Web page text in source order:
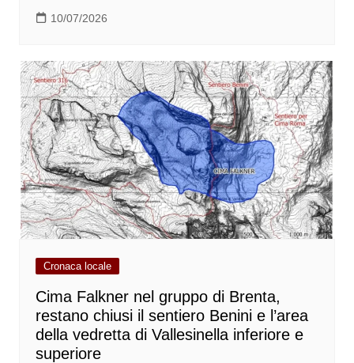
10/07/2026
Cronaca locale
Cima Falkner nel gruppo di Brenta,
restano chiusi il sentiero Benini e l’area
della vedretta di Vallesinella inferiore e
superiore